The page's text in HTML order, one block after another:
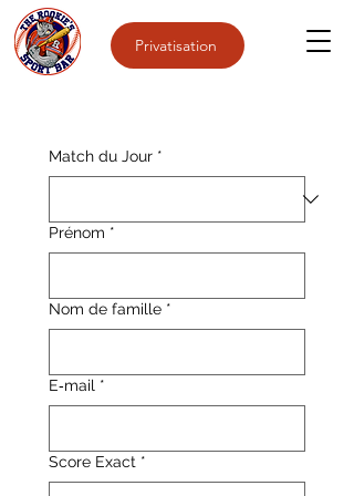
Privatisation
Match du Jour *
Prénom *
Nom de famille *
E‑mail *
Score Exact *